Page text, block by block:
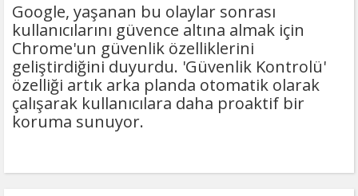
Google, yaşanan bu olaylar sonrası
kullanıcılarını güvence altına almak için
Chrome'un güvenlik özelliklerini
geliştirdiğini duyurdu. 'Güvenlik Kontrolü'
özelliği artık arka planda otomatik olarak
çalışarak kullanıcılara daha proaktif bir
koruma sunuyor.